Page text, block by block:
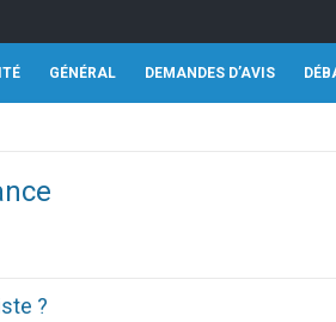
GÉNÉRAL DEMANDES D’AVIS
?